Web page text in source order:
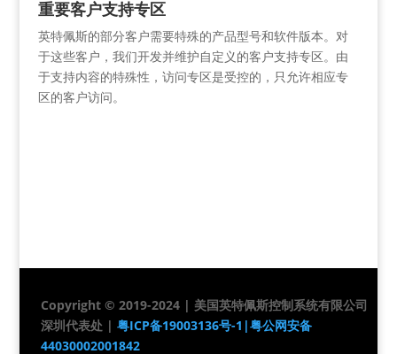
重要客户支持专区
英特佩斯的部分客户需要特殊的产品型号和软件版本。对
于这些客户，我们开发并维护自定义的客户支持专区。由
于支持内容的特殊性，访问专区是受控的，只允许相应专
区的客户访问。
Copyright © 2019-2024 | 美国英特佩斯控制系统有限公司
深圳代表处 | 粤ICP备19003136号-1|粤公网安备
44030002001842